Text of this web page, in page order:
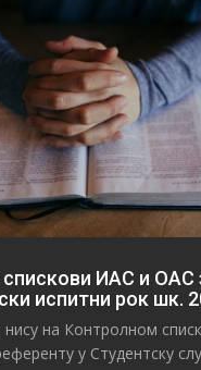
ИАС и ОАС
испитни рок шк.
нису на Контролном
у Студентску